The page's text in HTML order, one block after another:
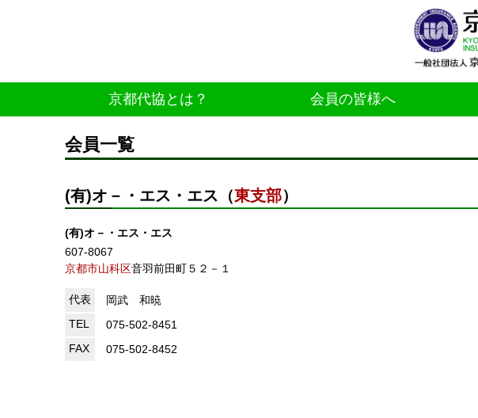
京都代協とは？ 会員の皆様へ
会員一覧
(有)オ－・エス・エス（東支部）
(有)オ－・エス・エス
607-8067
京都市山科区音羽前田町５２－１
代表
岡武 和暁
TEL
075-502-8451
FAX
075-502-8452